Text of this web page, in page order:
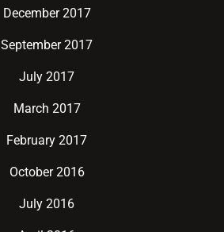
December 2017
September 2017
July 2017
March 2017
February 2017
October 2016
July 2016